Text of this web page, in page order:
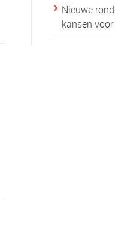
Nieuwe
kansen